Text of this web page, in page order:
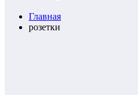
Главная
розетки